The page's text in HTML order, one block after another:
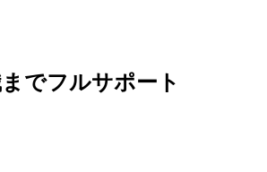
でフルサポート